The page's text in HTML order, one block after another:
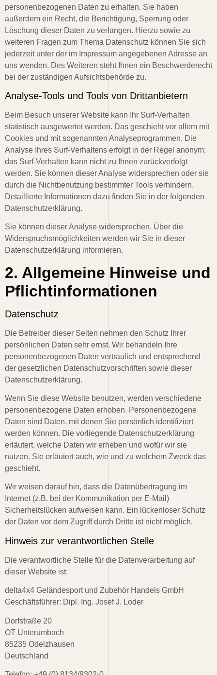
personenbezogenen Daten zu erhalten. Sie haben
außerdem ein Recht, die Berichtigung, Sperrung oder
Löschung dieser Daten zu verlangen. Hierzu sowie zu
weiteren Fragen zum Thema Datenschutz können Sie sich
jederzeit unter der im Impressum angegebenen Adresse an
uns wenden. Des Weiteren steht Ihnen ein Beschwerderecht
bei der zuständigen Aufsichtsbehörde zu.
Analyse-Tools und Tools von Drittanbietern
Beim Besuch unserer Website kann Ihr Surf-Verhalten
statistisch ausgewertet werden. Das geschieht vor allem mit
Cookies und mit sogenannten Analyseprogrammen. Die
Analyse Ihres Surf-Verhaltens erfolgt in der Regel anonym;
das Surf-Verhalten kann nicht zu Ihnen zurückverfolgt
werden. Sie können dieser Analyse widersprechen oder sie
durch die Nichtbenutzung bestimmter Tools verhindern.
Detaillierte Informationen dazu finden Sie in der folgenden
Datenschutzerklärung.
Sie können dieser Analyse widersprechen. Über die
Widerspruchsmöglichkeiten werden wir Sie in dieser
Datenschutzerklärung informieren.
2. Allgemeine Hinweise und
Pflichtinformationen
Datenschutz
Die Betreiber dieser Seiten nehmen den Schutz Ihrer
persönlichen Daten sehr ernst. Wir behandeln Ihre
personenbezogenen Daten vertraulich und entsprechend
der gesetzlichen Datenschutzvorschriften sowie dieser
Datenschutzerklärung.
Wenn Sie diese Website benutzen, werden verschiedene
personenbezogene Daten erhoben. Personenbezogene
Daten sind Daten, mit denen Sie persönlich identifiziert
werden können. Die vorliegende Datenschutzerklärung
erläutert, welche Daten wir erheben und wofür wir sie
nutzen. Sie erläutert auch, wie und zu welchem Zweck das
geschieht.
Wir weisen darauf hin, dass die Datenübertragung im
Internet (z.B. bei der Kommunikation per E-Mail)
Sicherheitslücken aufweisen kann. Ein lückenloser Schutz
der Daten vor dem Zugriff durch Dritte ist nicht möglich.
Hinweis zur verantwortlichen Stelle
Die verantwortliche Stelle für die Datenverarbeitung auf
dieser Website ist:
delta4x4 Geländesport und Zubehör Handels GmbH
Geschäftsführer: Dipl. Ing. Josef J. Loder
Dorfstraße 20
OT Unterumbach
85235 Odelzhausen
Deutschland